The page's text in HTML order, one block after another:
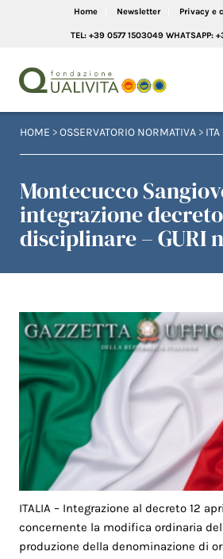
Home Newsletter Privacy e
TEL: +39 0577 1503049 WHATSAPP:
HOME >OSSERVATORIO NORMATIVA >
Montecucco
integrazione
disciplinare – GURI
ITALIA – Integrazione al decreto 12
concernente la modifica ordinaria
produzione della denominazione di